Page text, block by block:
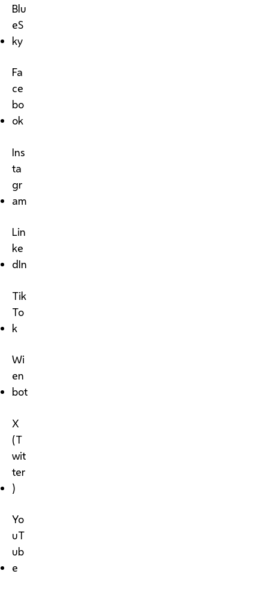
Blu
eS
ky
Fa
ce
bo
ok
Ins
ta
gr
am
Lin
ke
dIn
Tik
To
k
Wi
en
bot
X
(T
wit
ter
)
Yo
uT
ub
e